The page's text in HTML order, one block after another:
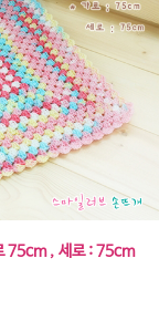
75cm , 세로 : 75cm